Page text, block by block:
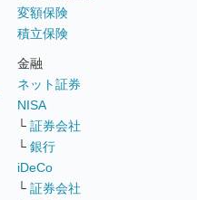
変額保険
積立保険
金融
ネット証券
NISA
└ 証券会社
└ 銀行
iDeCo
└ 証券会社